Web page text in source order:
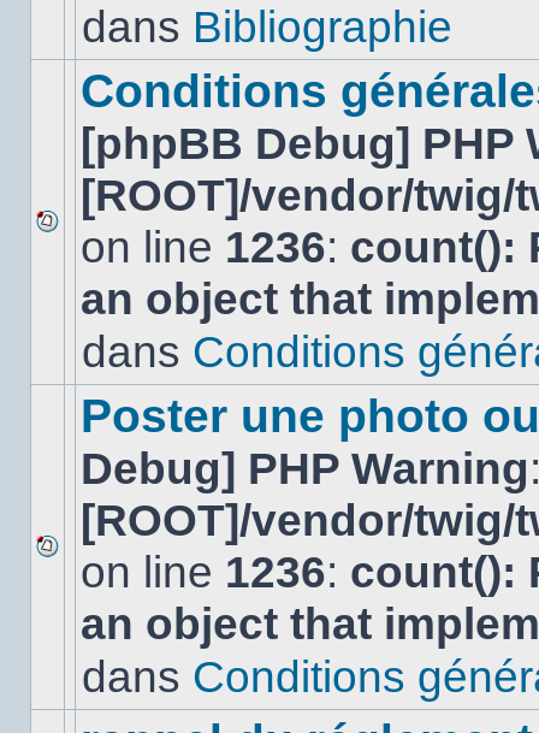
dansdans Bibliographie
Aucun
nouveau
message
non-
dans
Conditions
[phpBB Debug] PHP
[ROOT]/vendor/
on line 1236: count():
an object that
dans Conditions
Aucun
nouveau
message
non-
dans
Poster une photo
Debug] PHP Warning
[ROOT]/vendor/
on line 1236: count():
an object that
dans Conditions